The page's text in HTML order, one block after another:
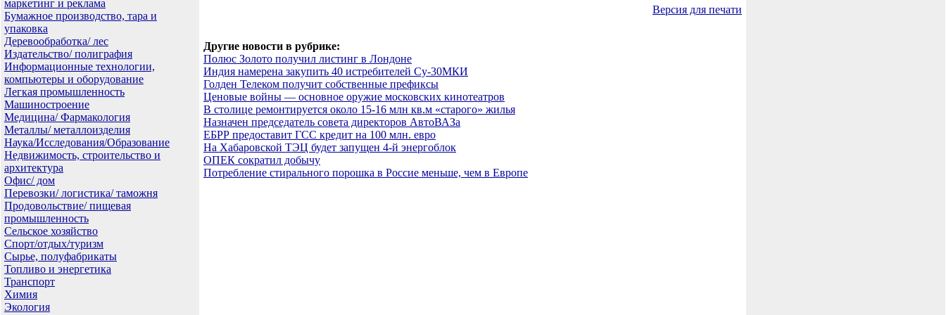
маркетинг и реклама
Бумажное производство, тара и
упаковка
Деревообработка/ лес
Издательство/ полиграфия
Информационные технологии,
компьютеры и оборудование
Легкая промышленность
Машиностроение
Медицина/ Фармакология
Металлы/ металлоизделия
Наука/Исследования/Образование
Недвижимость, строительство и
архитектура
Офис/ дом
Перевозки/ логистика/ таможня
Продовольствие/ пищевая
промышленность
Сельское хозяйство
Спорт/отдых/туризм
Сырье, полуфабрикаты
Топливо и энергетика
Транспорт
Химия
Экология
Версия для печати
Другие новости в рубрике:
Полюс Золото получил листинг в Лондоне
Индия намерена закупить 40 истребителей Су-30МКИ
Голден Телеком получит собственные префиксы
Ценовые войны — основное оружие московских кинотеатров
В столице ремонтируется около 15-16 млн кв.м «старого» жилья
Назначен председатель совета директоров АвтоВАЗа
ЕБРР предоставит ГСС кредит на 100 млн. евро
На Хабаровской ТЭЦ будет запущен 4-й энергоблок
ОПЕК сократил добычу
Потребление стирального порошка в Россие меньше, чем в Европе